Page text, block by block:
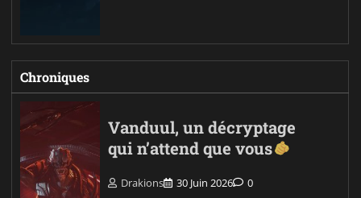
Chroniques
Vanduul, un décryptage
qui n’attend que vous
Drakions 30 Juin 2026 0